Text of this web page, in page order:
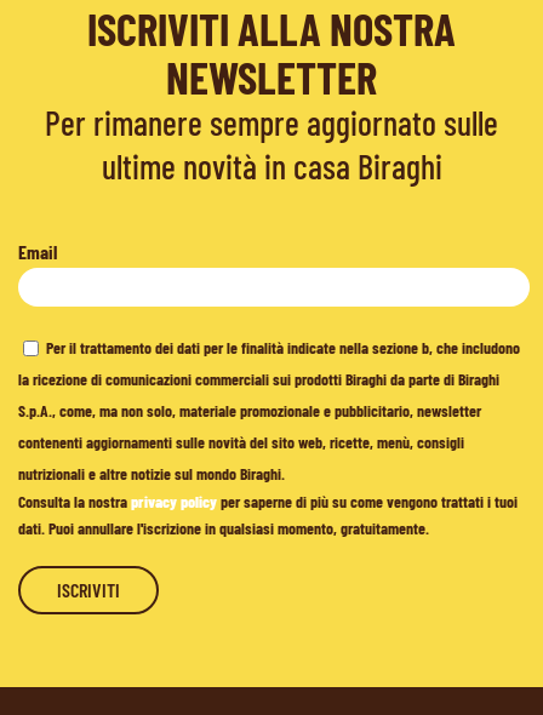
ISCRIVITI ALLA NOSTRA
NEWSLETTER
Per rimanere sempre aggiornato sulle
ultime novità in casa Biraghi
Email
Per il trattamento dei dati per le finalità indicate nella sezione b, che includono
la ricezione di comunicazioni commerciali sui prodotti Biraghi da parte di Biraghi
S.p.A., come, ma non solo, materiale promozionale e pubblicitario, newsletter
contenenti aggiornamenti sulle novità del sito web, ricette, menù, consigli
nutrizionali e altre notizie sul mondo Biraghi.
Consulta la nostraprivacy policyper saperne di più su come vengono trattati i tuoi
dati. Puoi annullare l'iscrizione in qualsiasi momento, gratuitamente.